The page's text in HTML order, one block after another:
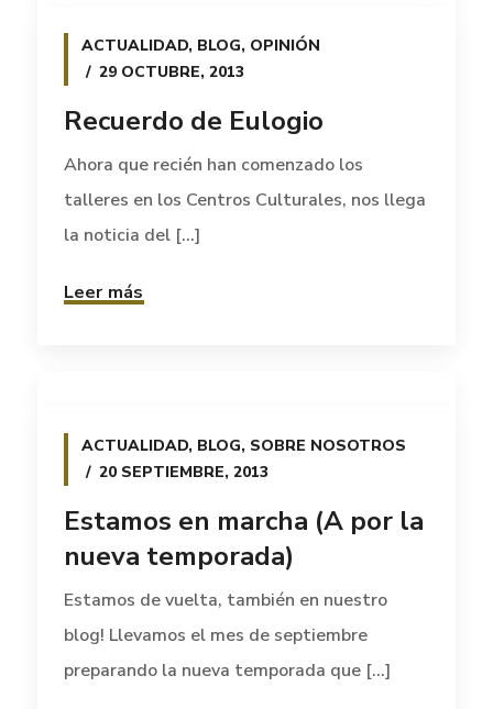
ACTUALIDAD, BLOG, OPINIÓN
29 OCTUBRE, 2013
Recuerdo de Eulogio
Ahora que recién han comenzado los
talleres en los Centros Culturales, nos llega
la noticia del [...]
Leer más
ACTUALIDAD, BLOG, SOBRE NOSOTROS
20 SEPTIEMBRE, 2013
Estamos en marcha (A por la
nueva temporada)
Estamos de vuelta, también en nuestro
blog! Llevamos el mes de septiembre
preparando la nueva temporada que [...]